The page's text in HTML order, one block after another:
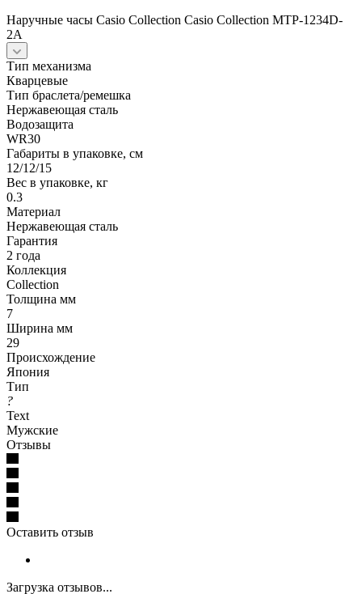
Наручные часы Casio Collection Casio Collection MTP-1234D-
2A
Тип механизма
Кварцевые
Тип браслета/ремешка
Нержавеющая сталь
Водозащита
WR30
Габариты в упаковке, см
12/12/15
Вес в упаковке, кг
0.3
Материал
Нержавеющая сталь
Гарантия
2 года
Коллекция
Collection
Толщина мм
7
Ширина мм
29
Происхождение
Япония
Тип
?
Text
Мужские
Отзывы
Оставить отзыв
Загрузка отзывов...